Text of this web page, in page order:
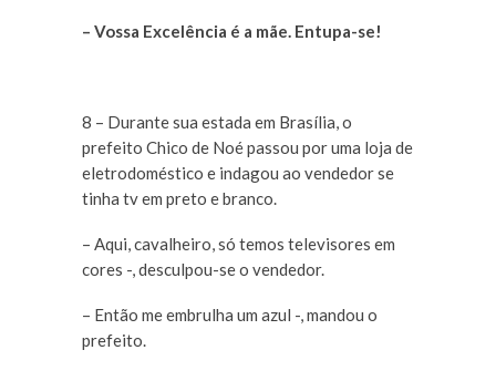
– Vossa Excelência é a mãe. Entupa-se!
8 – Durante sua estada em Brasília, o
prefeito Chico de Noé passou por uma loja de
eletrodoméstico e indagou ao vendedor se
tinha tv em preto e branco.
– Aqui, cavalheiro, só temos televisores em
cores -, desculpou-se o vendedor.
– Então me embrulha um azul -, mandou o
prefeito.